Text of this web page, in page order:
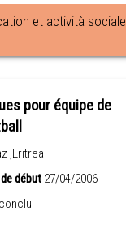
et actività
pour équipe de
,Eritrea
début27/04/2006
conclu